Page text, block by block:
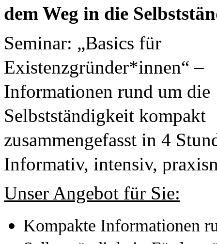
dem Weg in die
Seminar: „Basics für
Existenzgründer*innen“ –
Informationen rund um die
Selbstständigkeit kompakt
zusammengefasst in 4
Informativ, intensiv,
Unser Angebot für Sie:
Kompakte Informationen